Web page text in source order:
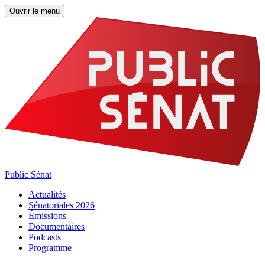
Ouvrir le menu
Public Sénat
Actualités
Sénatoriales 2026
Émissions
Documentaires
Podcasts
Programme